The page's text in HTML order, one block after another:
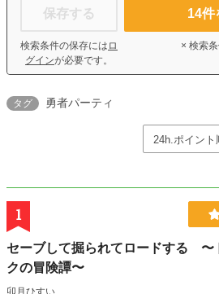
保存する
検索条件の保存には ロ
グインが必要です。
14件
× 検索
タグ 勇者パーティ
1
セーブして掘られてロードする 〜
クの冒険譚〜
卯月ひすい